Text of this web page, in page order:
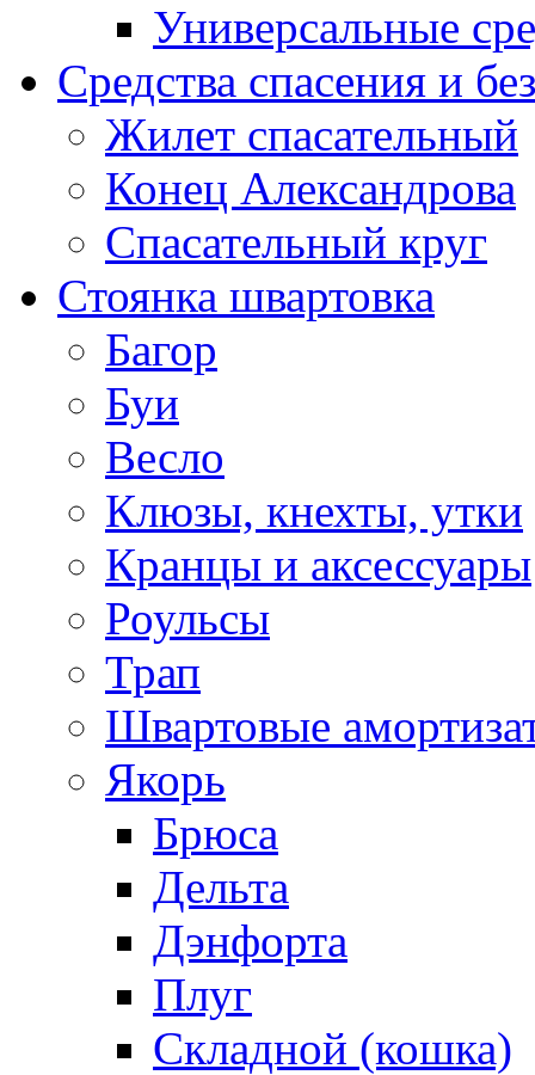
Универсальные
Средства спасения и
Жилет спасательный
Конец Александрова
Спасательный круг
Стоянка швартовка
Багор
Буи
Весло
Клюзы, кнехты, утки
Кранцы и аксессуары
Роульсы
Трап
Швартовые
Якорь
Брюса
Дельта
Дэнфорта
Плуг
Складной (кошка)